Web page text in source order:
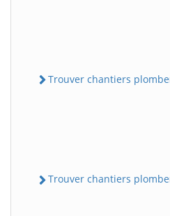
Trouver chantiers
Trouver chantiers